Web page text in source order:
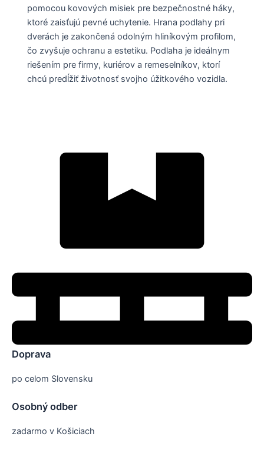
pomocou kovových misiek pre bezpečnostné háky,
ktoré zaisťujú pevné uchytenie. Hrana podlahy pri
dverách je zakončená odolným hliníkovým profilom,
čo zvyšuje ochranu a estetiku. Podlaha je ideálnym
riešením pre firmy, kuriérov a remeselníkov, ktorí
chcú predĺžiť životnosť svojho úžitkového vozidla.
Doprava
po celom Slovensku
Osobný odber
zadarmo v Košiciach